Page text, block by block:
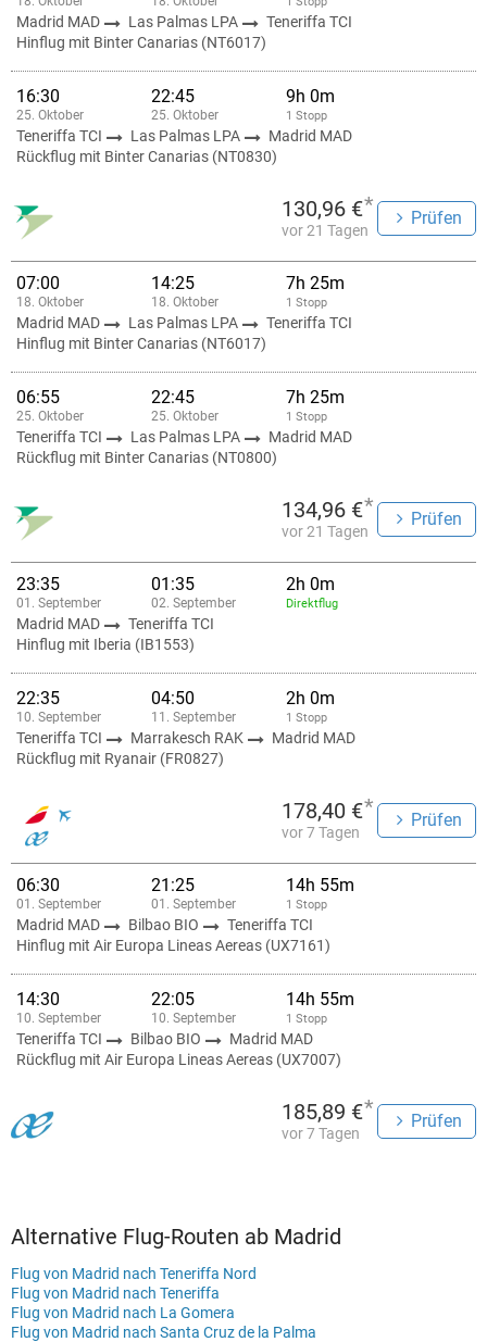
Madrid MAD Las Palmas LPA
Teneriffa TCI
Hinflug mit Binter Canarias (NT6017)
16:30
25. Oktober
22:45
25. Oktober
9h 0m
1 Stopp
Teneriffa TCI Las Palmas LPA
Madrid MAD
Rückflug mit Binter Canarias (NT0830)
130,96 €*
vor 21 Tagen
Prüfen
07:00
18. Oktober
14:25
18. Oktober
7h 25m
1 Stopp
Madrid MAD Las Palmas LPA
Teneriffa TCI
Hinflug mit Binter Canarias (NT6017)
06:55
25. Oktober
22:45
25. Oktober
7h 25m
1 Stopp
Teneriffa TCI Las Palmas LPA
Madrid MAD
Rückflug mit Binter Canarias (NT0800)
134,96 €*
vor 21 Tagen
Prüfen
23:35
01. September
01:35
02. September
2h 0m
Direktflug
Madrid MAD
Teneriffa TCI
Hinflug mit Iberia (IB1553)
22:35
10. September
04:50
11. September
2h 0m
1 Stopp
Teneriffa TCI Marrakesch RAK
Madrid MAD
Rückflug mit Ryanair (FR0827)
178,40 €*
vor 7 Tagen
Prüfen
06:30
01. September
21:25
01. September
14h 55m
1 Stopp
Madrid MAD Bilbao BIO
Teneriffa TCI
Hinflug mit Air Europa Lineas Aereas (UX7161)
14:30
10. September
22:05
10. September
14h 55m
1 Stopp
Teneriffa TCI Bilbao BIO
Madrid MAD
Rückflug mit Air Europa Lineas Aereas (UX7007)
185,89 €*
vor 7 Tagen
Prüfen
Alternative Flug-Routen ab Madrid
Flug von Madrid nach Teneriffa Nord
Flug von Madrid nach Teneriffa
Flug von Madrid nach La Gomera
Flug von Madrid nach Santa Cruz de la Palma